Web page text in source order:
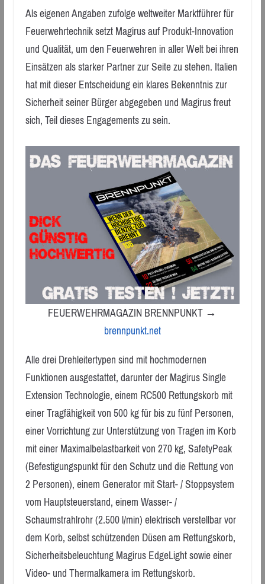
Als eigenen Angaben zufolge weltweiter Marktführer für
Feuerwehrtechnik setzt Magirus auf Produkt-Innovation
und Qualität, um den Feuerwehren in aller Welt bei ihren
Einsätzen als starker Partner zur Seite zu stehen. Italien
hat mit dieser Entscheidung ein klares Bekenntnis zur
Sicherheit seiner Bürger abgegeben und Magirus freut
sich, Teil dieses Engagements zu sein.
FEUERWEHRMAGAZIN BRENNPUNKT →
brennpunkt.net
Alle drei Drehleitertypen sind mit hochmodernen
Funktionen ausgestattet, darunter der Magirus Single
Extension Technologie, einem RC500 Rettungskorb mit
einer Tragfähigkeit von 500 kg für bis zu fünf Personen,
einer Vorrichtung zur Unterstützung von Tragen im Korb
mit einer Maximalbelastbarkeit von 270 kg, SafetyPeak
(Befestigungspunkt für den Schutz und die Rettung von
2 Personen), einem Generator mit Start- / Stoppsystem
vom Hauptsteuerstand, einem Wasser- /
Schaumstrahlrohr (2.500 l/min) elektrisch verstellbar vor
dem Korb, selbst schützenden Düsen am Rettungskorb,
Sicherheitsbeleuchtung Magirus EdgeLight sowie einer
Video- und Thermalkamera im Rettungskorb.